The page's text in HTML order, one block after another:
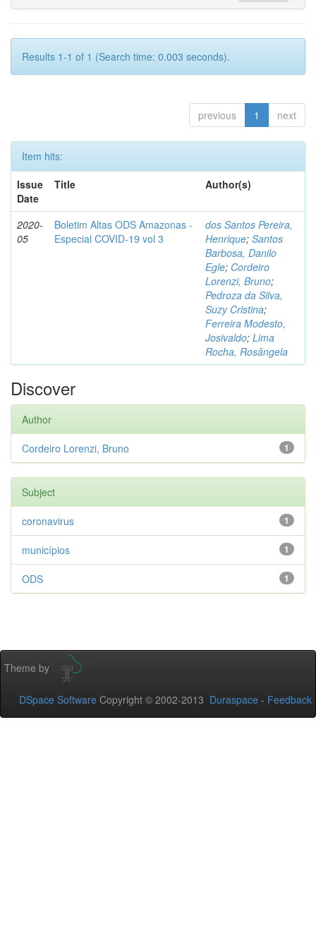
Results 1-1 of 1 (Search time: 0.003 seconds).
previous 1 next
Item hits:
Issue
Date
Title Author(s)
2020-
05
Boletim Altas ODS Amazonas -
Especial COVID-19 vol 3
dos Santos Pereira,
Henrique; Santos
Barbosa, Danilo
Egle; Cordeiro
Lorenzi, Bruno;
Pedroza da Silva,
Suzy Cristina;
Ferreira Modesto,
Josivaldo; Lima
Rocha, Rosângela
Discover
Author
1
Cordeiro Lorenzi, Bruno
Subject
1
coronavirus
1
municípios
1
ODS
Theme by
DSpace Software Copyright © 2002-2013 Duraspace - Feedback